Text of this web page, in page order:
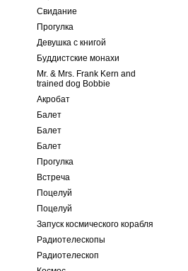
Свидание
Прогулка
Девушка с книгой
Буддистские монахи
Mr. & Mrs. Frank Kern and
trained dog Bobbie
Акробат
Балет
Балет
Балет
Прогулка
Встреча
Поцелуй
Поцелуй
Запуск космического корабля
Радиотелескопы
Радиотелескоп